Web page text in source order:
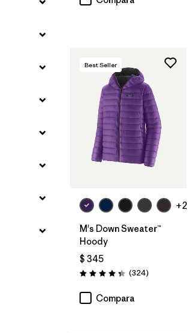
Best Seller
+2
M's Down Sweater™
Hoody
$ 345
Valoración: 4.4 / 5
(324Comentarios
)
Compara